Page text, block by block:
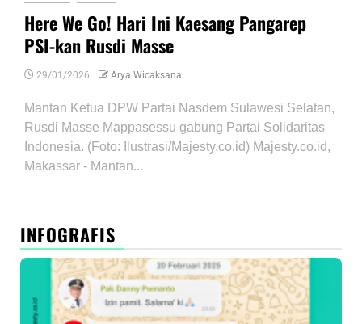
Here We Go! Hari Ini Kaesang Pangarep
PSI-kan Rusdi Masse
29/01/2026 Arya Wicaksana
Mantan Ketua DPW Partai Nasdem Sulawesi Selatan,
Rusdi Masse Mappasessu gabung Partai Solidaritas
Indonesia. (Foto: Ilustrasi/Majesty.co.id) Majesty.co.id,
Makassar - Mantan...
INFOGRAFIS